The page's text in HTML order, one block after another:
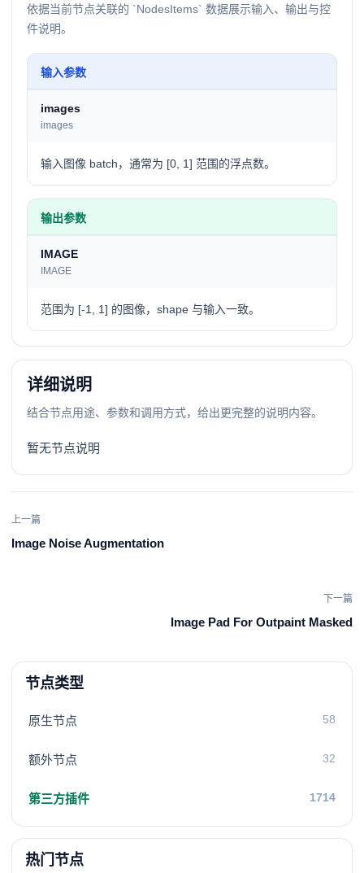
依据当前节点关联的 `NodesItems` 数据展示输入、输出与控
件说明。
输入参数
images
images
输入图像 batch，通常为 [0, 1] 范围的浮点数。
输出参数
IMAGE
IMAGE
范围为 [-1, 1] 的图像，shape 与输入一致。
详细说明
结合节点用途、参数和调用方式，给出更完整的说明内容。
暂无节点说明
上一篇
Image Noise Augmentation
下一篇
Image Pad For Outpaint Masked
节点类型
原生节点 58
额外节点 32
第三方插件 1714
热门节点